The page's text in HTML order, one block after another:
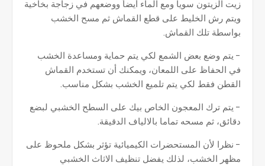
زيت الزيتون سويا ومع الماء أيضاً ووضعهم في زجاجة بخاخية
ويتم رش الخليط على قطع القماش ثم مسح الخشب
بواسطة تلك القماش.
- يتم وضع بعض الشمع لكي يتم حماية ومساعدة الخشب
في الحفاظ على اللمعان، ويمكنك أن تستخدم القماش
القطن فقط لكي يتم تلميع الخشب بشكل مناسب.
- يتم ترك المعجون الخاص بيك على السطح الخشبي لبضع
دقائق، ثم مسحه تماما بالالياف الدقيقة.
- نظرا لأن المستحضرات الكيميائية تؤثر بشكل ملحوظ على
مظهر الخشب، لذلك يفضل تنظيف الاثاث الخشبي